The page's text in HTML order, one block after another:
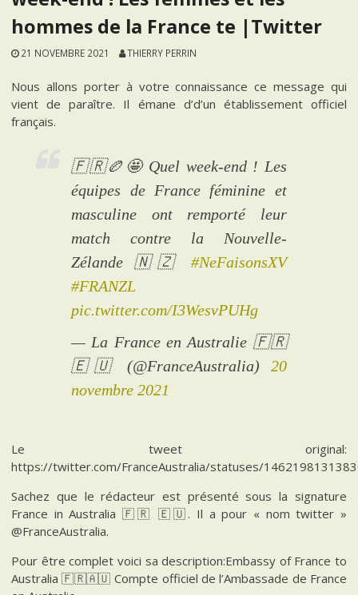
hommes de la France te |Twitter
21 NOVEMBRE 2021 THIERRY PERRIN
Nous allons porter à votre connaissance ce message qui
vient de paraître. Il émane d’d’un établissement officiel
français.
🇫🇷🏉🤩 Quel week-end ! Les
équipes de France féminine et
masculine ont remporté leur
match contre la Nouvelle-
Zélande 🇳🇿 #NeFaisonsXV
#FRANZL
pic.twitter.com/I3WesvPUHg
— La France en Australie 🇫🇷
🇪🇺 (@FranceAustralia) 20
novembre 2021
Le tweet original:
https://twitter.com/FranceAustralia/statuses/
Sachez que le rédacteur est présenté sous la signature
France in Australia 🇫🇷 🇪🇺. Il a pour « nom twitter »
@FranceAustralia.
Pour être complet voici sa description:Embassy of France to
Australia 🇫🇷🇦🇺 Compte officiel de l’Ambassade de France